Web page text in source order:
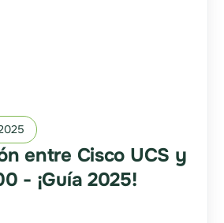
entre Cisco UCS y
- ¡Guía 2025!